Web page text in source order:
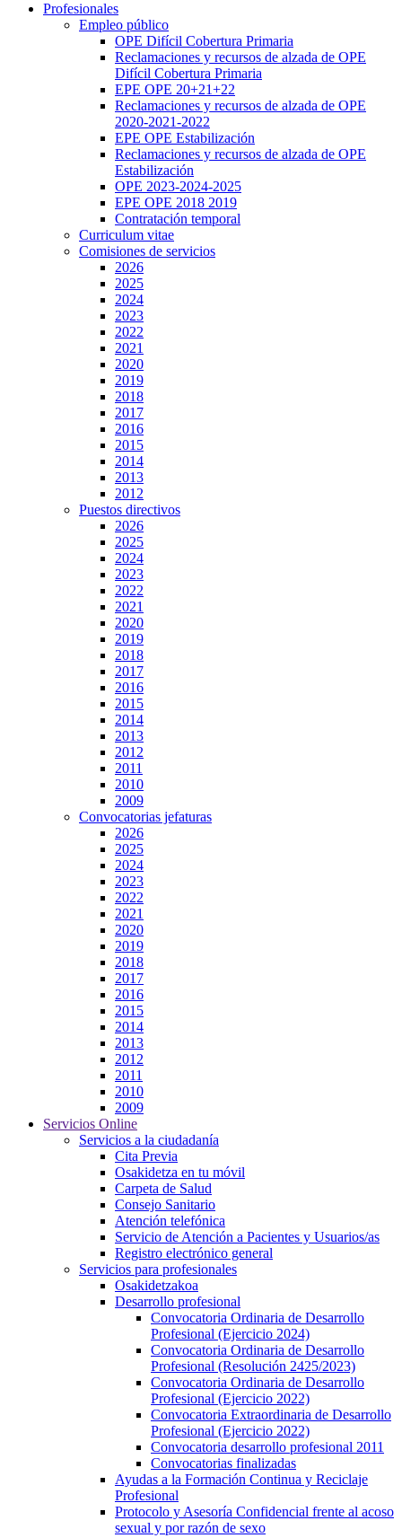
Profesionales
Empleo público
OPE Difícil Cobertura Primaria
Reclamaciones y recursos de alzada de OPE
Difícil Cobertura Primaria
EPE OPE 20+21+22
Reclamaciones y recursos de alzada de OPE
2020-2021-2022
EPE OPE Estabilización
Reclamaciones y recursos de alzada de OPE
Estabilización
OPE 2023-2024-2025
EPE OPE 2018 2019
Contratación temporal
Curriculum vitae
Comisiones de servicios
2026
2025
2024
2023
2022
2021
2020
2019
2018
2017
2016
2015
2014
2013
2012
Puestos directivos
2026
2025
2024
2023
2022
2021
2020
2019
2018
2017
2016
2015
2014
2013
2012
2011
2010
2009
Convocatorias jefaturas
2026
2025
2024
2023
2022
2021
2020
2019
2018
2017
2016
2015
2014
2013
2012
2011
2010
2009
Servicios Online
Servicios a la ciudadanía
Cita Previa
Osakidetza en tu móvil
Carpeta de Salud
Consejo Sanitario
Atención telefónica
Servicio de Atención a Pacientes y Usuarios/as
Registro electrónico general
Servicios para profesionales
Osakidetzakoa
Desarrollo profesional
Convocatoria Ordinaria de Desarrollo
Profesional (Ejercicio 2024)
Convocatoria Ordinaria de Desarrollo
Profesional (Resolución 2425/2023)
Convocatoria Ordinaria de Desarrollo
Profesional (Ejercicio 2022)
Convocatoria Extraordinaria de Desarrollo
Profesional (Ejercicio 2022)
Convocatoria desarrollo profesional 2011
Convocatorias finalizadas
Ayudas a la Formación Continua y Reciclaje
Profesional
Protocolo y Asesoría Confidencial frente al acoso
sexual y por razón de sexo